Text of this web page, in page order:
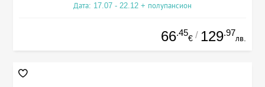
Дата: 17.07 - 22.12 + полупансион
66.45
€ / 129.97
лв.